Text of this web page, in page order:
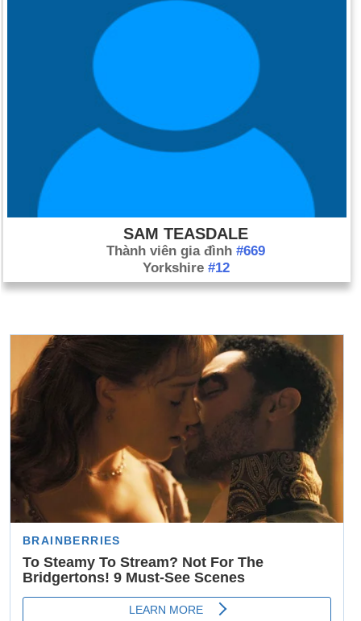
SAM TEASDALE
Thành viên gia đình #669
Yorkshire #12